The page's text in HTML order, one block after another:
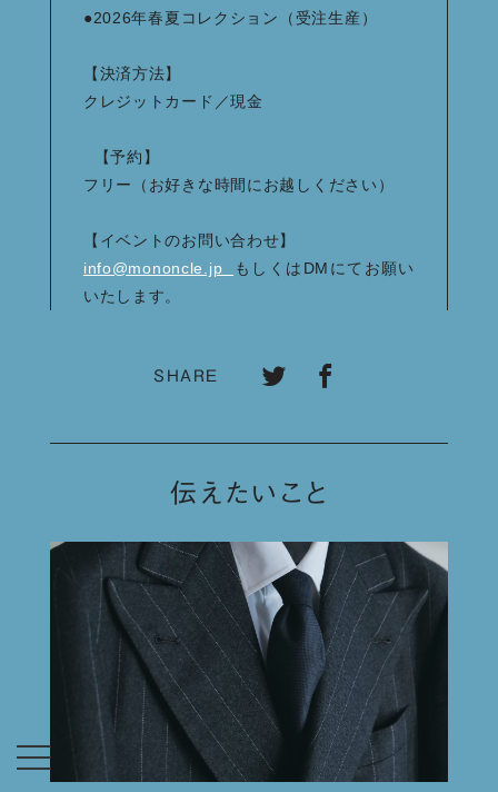
●2026年春夏コレクション（受注生産）
【決済方法】
クレジットカード／現金
【予約】
フリー（お好きな時間にお越しください）
【イベントのお問い合わせ】
info@mononcle.jp
もしくはDMにてお願い
いたします。
SHARE
伝えたいこと